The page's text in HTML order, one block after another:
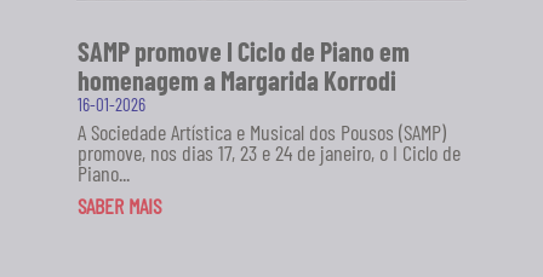
SAMP promove I Ciclo de Piano em
homenagem a Margarida Korrodi
16-01-2026
A Sociedade Artística e Musical dos Pousos (SAMP)
promove, nos dias 17, 23 e 24 de janeiro, o I Ciclo de
Piano...
SABER MAIS